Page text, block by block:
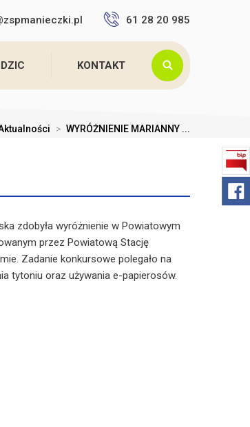
61 28 20 985
KONTAKT
> WYRÓŻNIENIE MARIANNY ...
zdobyła wyróżnienie w Powiatowym
przez Powiatową Stację
Zadanie konkursowe polegało na
tytoniu oraz używania e-papierosów.